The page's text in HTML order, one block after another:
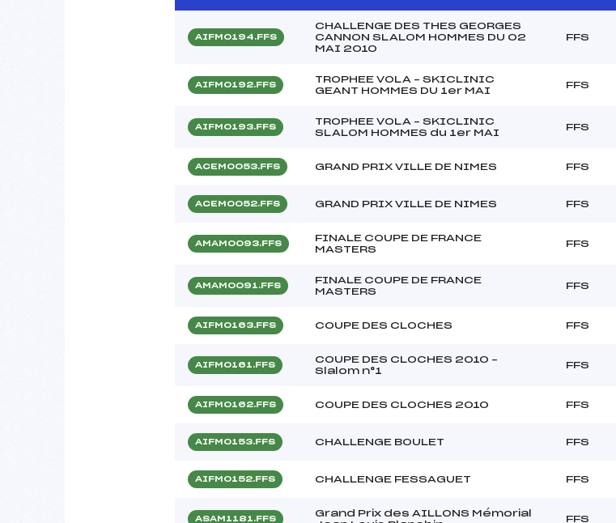
AIFM0194.FFS
CHALLENGE DES THES GEORGES
CANNON SLALOM HOMMES DU 02
MAI 2010
FFS
AIFM0192.FFS
TROPHEE VOLA – SKICLINIC
GEANT HOMMES DU 1er MAI
FFS
AIFM0193.FFS
TROPHEE VOLA – SKICLINIC
SLALOM HOMMES du 1er MAI
FFS
ACEM0053.FFS GRAND PRIX VILLE DE NIMES FFS
ACEM0052.FFS GRAND PRIX VILLE DE NIMES FFS
AMAM0093.FFS
FINALE COUPE DE FRANCE
MASTERS
FFS
AMAM0091.FFS
FINALE COUPE DE FRANCE
MASTERS
FFS
AIFM0163.FFS COUPE DES CLOCHES FFS
AIFM0161.FFS
COUPE DES CLOCHES 2010 –
Slalom n°1
FFS
AIFM0162.FFS COUPE DES CLOCHES 2010 FFS
AIFM0153.FFS CHALLENGE BOULET FFS
AIFM0152.FFS CHALLENGE FESSAGUET FFS
ASAM1181.FFS
Grand Prix des AILLONS Mémorial
FFS